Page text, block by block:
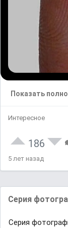
Показать
Интересное
186
5 лет назад
Серия
Серия